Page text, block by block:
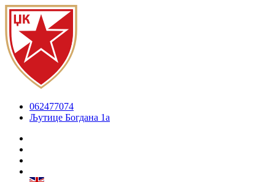
062477074
Љутице Богдана 1а